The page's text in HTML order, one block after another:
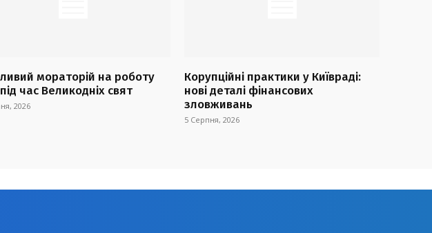
мораторій на роботу
час Великодніх свят
2026
Корупційні практики у Київраді:
нові деталі фінансових
зловживань
5 Серпня, 2026